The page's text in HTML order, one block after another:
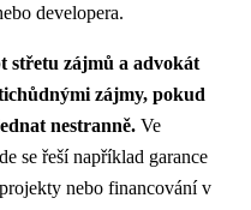
developera.
střetu zájmů a advokát
zájmy, pokud
nestranně. Ve
se řeší například garance
nebo financování v